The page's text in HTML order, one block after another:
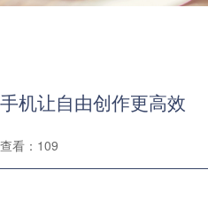
机让自由创作更高效
查看：109